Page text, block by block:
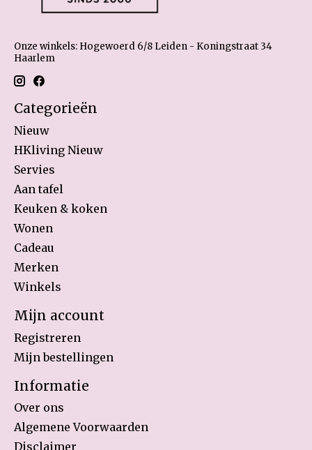
Onze winkels: Hogewoerd 6/8 Leiden - Koningstraat 34
Haarlem
Categorieën
Nieuw
HKliving Nieuw
Servies
Aan tafel
Keuken & koken
Wonen
Cadeau
Merken
Winkels
Mijn account
Registreren
Mijn bestellingen
Informatie
Over ons
Algemene Voorwaarden
Disclaimer